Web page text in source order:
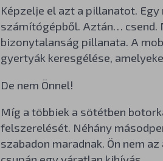
Képzelje el azt a pillanatot.
számítógépből. Aztán… csend.
bizonytalanság pillanata. A
gyertyák keresgélése,
De nem Önnel!
Míg a többiek a sötétben
felszerelését. Néhány
szabadon maradnak. Ön nem